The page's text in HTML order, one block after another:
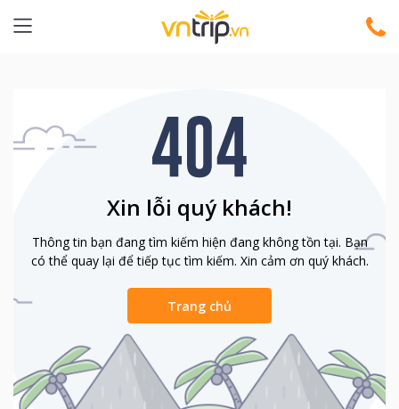
Xin lỗi quý khách!
Thông tin bạn đang tìm kiếm hiện đang không tồn tại. Bạn
có thể quay lại để tiếp tục tìm kiếm. Xin cảm ơn quý khách.
Trang chủ